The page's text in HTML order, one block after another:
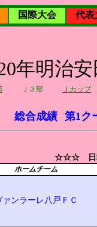
国際大会
代表
年明治
Ｊ３部 Ｊカップ
総合成績 第1ク
☆☆☆ 日
ホームチーム
ァンラーレ八戸ＦＣ